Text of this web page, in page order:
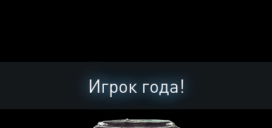
Игрок года!